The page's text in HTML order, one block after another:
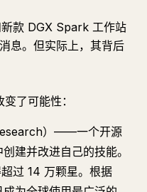
款 DGX Spark 工作站
息。但实际上，其背后
了可能性：
）——一个开源
建并改进自己的技能。
过 14 万颗星。根据